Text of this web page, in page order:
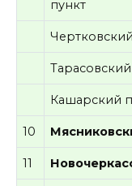
пункт
Кашарский
10
11